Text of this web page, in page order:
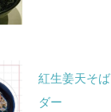
紅生姜天そ
ダー